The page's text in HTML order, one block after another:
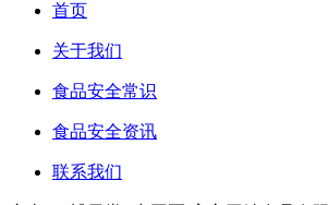
首页
关于我们
食品安全常识
食品安全资讯
联系我们